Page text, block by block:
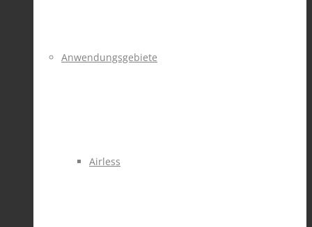
Anwendungsgebiete
Airless